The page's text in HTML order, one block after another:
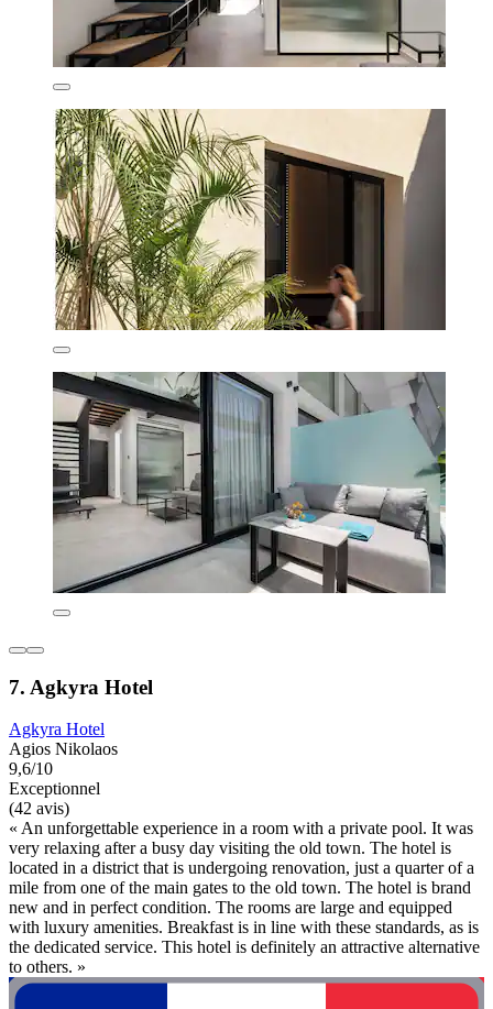
7. Agkyra Hotel
Agkyra Hotel
Agios Nikolaos
9,6/10
Exceptionnel
(42 avis)
« An unforgettable experience in a room with a private pool. It was
very relaxing after a busy day visiting the old town. The hotel is
located in a district that is undergoing renovation, just a quarter of a
mile from one of the main gates to the old town. The hotel is brand
new and in perfect condition. The rooms are large and equipped
with luxury amenities. Breakfast is in line with these standards, as is
the dedicated service. This hotel is definitely an attractive alternative
to others. »